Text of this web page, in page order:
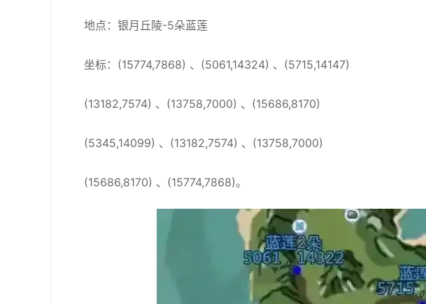
地点：银月丘陵-5朵蓝莲
坐标：(15774,7868) 、(5061,14324) 、(5715,14147)
(13182,7574) 、(13758,7000) 、(15686,8170)
(5345,14099) 、(13182,7574) 、(13758,7000)
(15686,8170) 、(15774,7868)。